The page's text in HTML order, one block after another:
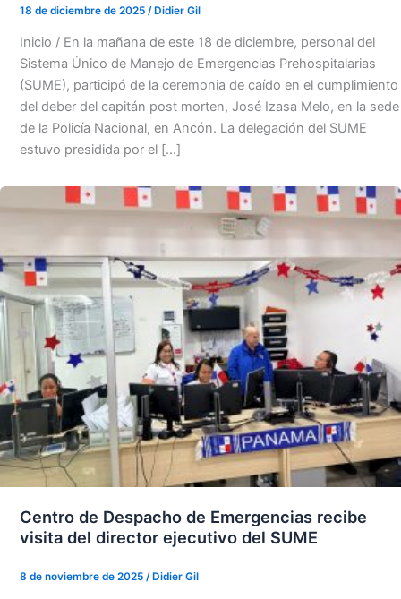
18 de diciembre de 2025 / Didier Gil
Inicio / En la mañana de este 18 de diciembre, personal del
Sistema Único de Manejo de Emergencias Prehospitalarias
(SUME), participó de la ceremonia de caído en el cumplimiento
del deber del capitán post morten, José Izasa Melo, en la sede
de la Policía Nacional, en Ancón. La delegación del SUME
estuvo presidida por el […]
Centro de Despacho de Emergencias recibe
visita del director ejecutivo del SUME
8 de noviembre de 2025 / Didier Gil